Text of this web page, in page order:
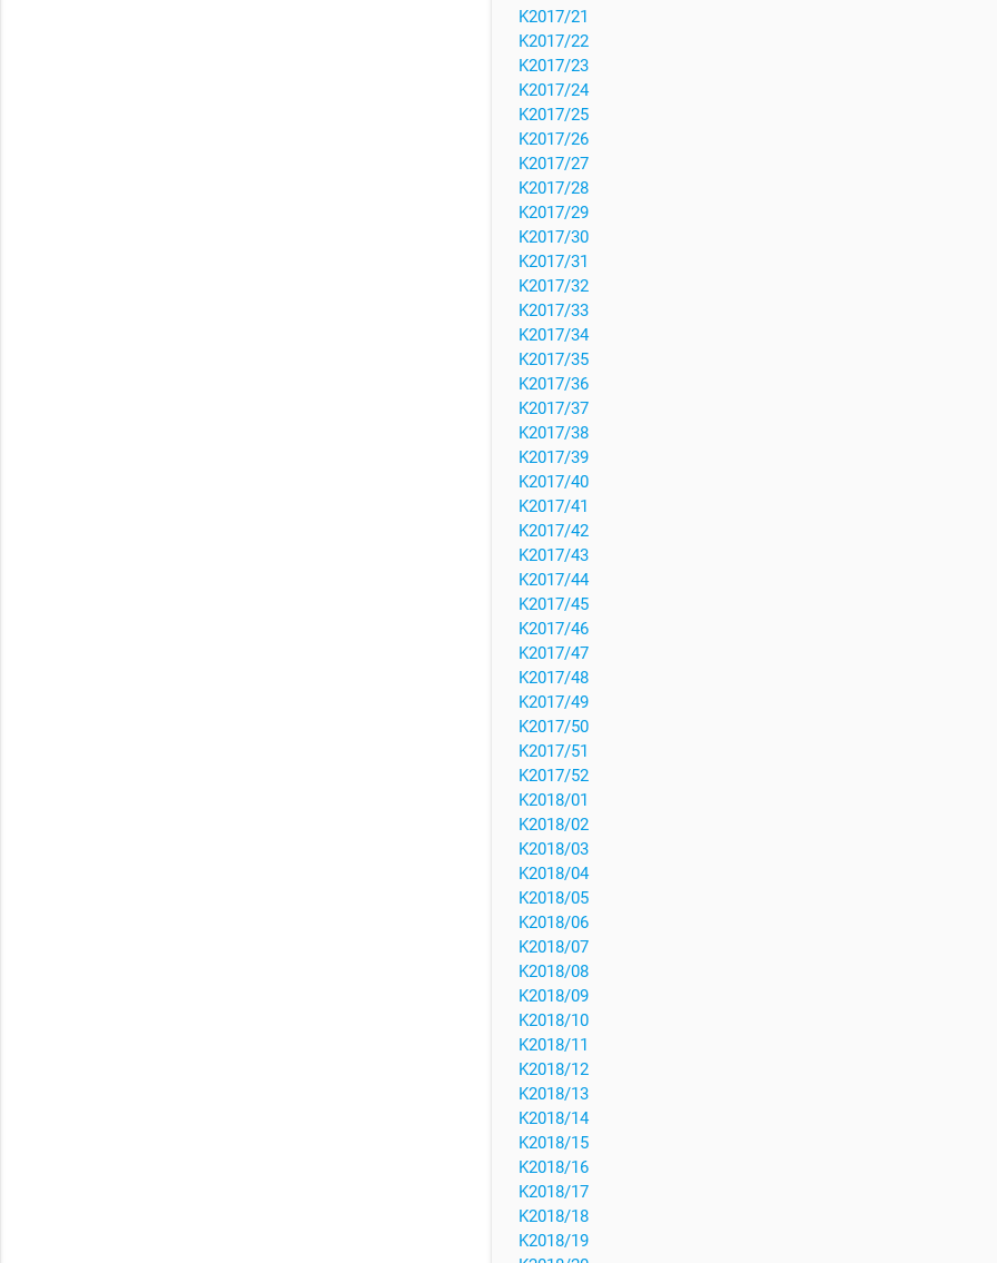
K2017/21
K2017/22
K2017/23
K2017/24
K2017/25
K2017/26
K2017/27
K2017/28
K2017/29
K2017/30
K2017/31
K2017/32
K2017/33
K2017/34
K2017/35
K2017/36
K2017/37
K2017/38
K2017/39
K2017/40
K2017/41
K2017/42
K2017/43
K2017/44
K2017/45
K2017/46
K2017/47
K2017/48
K2017/49
K2017/50
K2017/51
K2017/52
K2018/01
K2018/02
K2018/03
K2018/04
K2018/05
K2018/06
K2018/07
K2018/08
K2018/09
K2018/10
K2018/11
K2018/12
K2018/13
K2018/14
K2018/15
K2018/16
K2018/17
K2018/18
K2018/19